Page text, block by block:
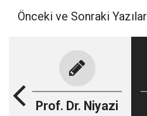
Önceki ve Sonraki Yazılar
Prof. Dr. Niyazi